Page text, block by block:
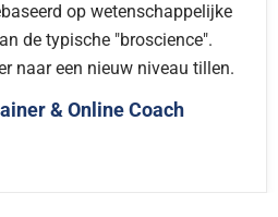
op wetenschappelijke
de typische "broscience".
naar een nieuw niveau tillen.
& Online Coach